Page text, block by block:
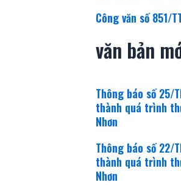
Công văn số 851/
văn bản
Thông báo số 25/
thành quá trình
Nhơn
Thông báo số 22/
thành quá trình
Nhơn